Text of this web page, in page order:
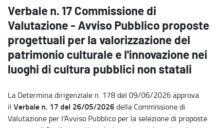
Verbale n. 17 Commissione di
Valutazione - Avviso Pubblico proposte
progettuali per la valorizzazione del
patrimonio culturale e l'innovazione nei
luoghi di cultura pubblici non statali
La Determina dirigenziale n. 178 del 09/06/2026 approva
il Verbale n. 17 del 26/05/2026della Commissione di
Valutazione per l'Avviso Pubblico per la selezione di proposte